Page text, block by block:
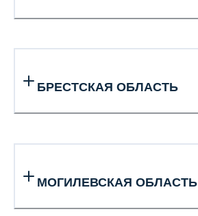
БРЕСТСКАЯ ОБЛАСТЬ
МОГИЛЕВСКАЯ ОБЛАСТЬ